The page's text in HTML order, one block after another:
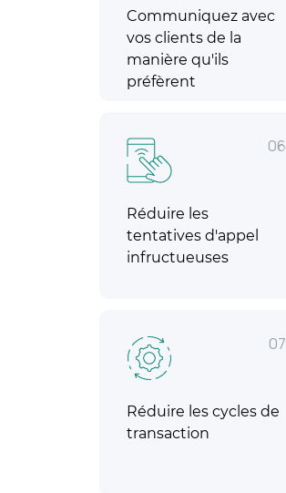
Communiquez avec
vos clients de la
manière qu'ils
préfèrent
06
Réduire les
tentatives d'appel
infructueuses
07
Réduire les cycles de
transaction